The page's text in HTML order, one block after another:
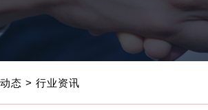
态 > 行业资讯